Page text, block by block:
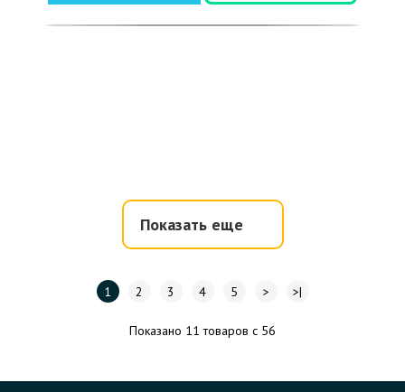
Показать еще
1 2 3 4 5 > >|
Показано 11 товаров с 56